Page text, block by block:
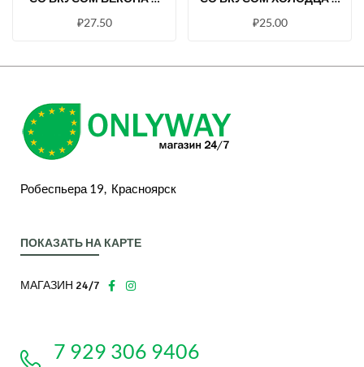
₽27.50 ₽25.00
Робеспьера 19, Красноярск
ПОКАЗАТЬ НА КАРТЕ
МАГАЗИН 24/7
7 929 306 9406